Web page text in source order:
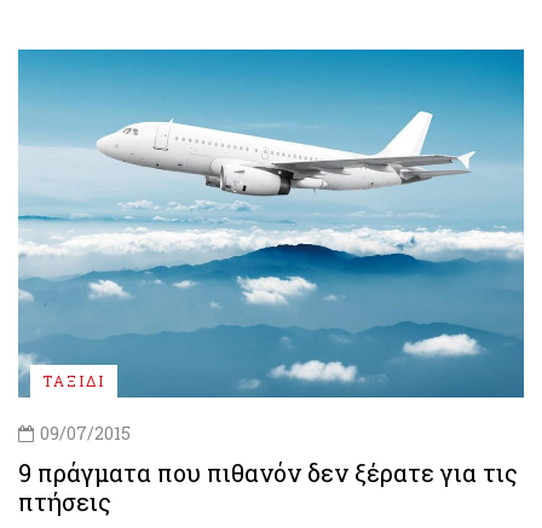
ΤΑΞΙΔΙ
09/07/2015
9 πράγματα που πιθανόν δεν ξέρατε για τις
πτήσεις